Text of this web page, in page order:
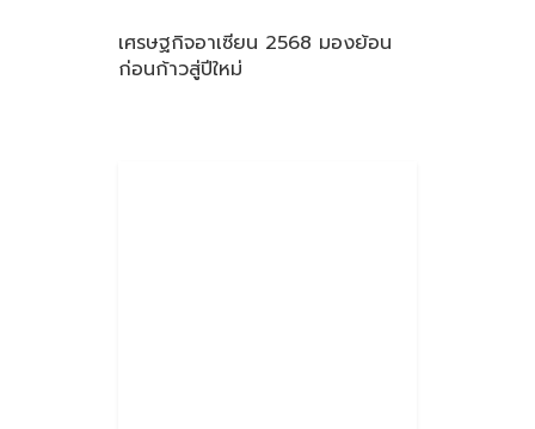
เศรษฐกิจอาเซียน 2568 มองย้อน
ก่อนก้าวสู่ปีใหม่